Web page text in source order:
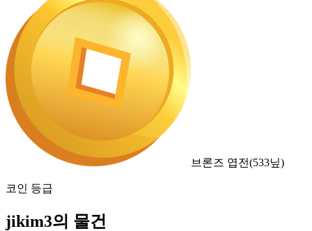
브론즈 엽전(533닢)
코인 등급
jikim3의 물건